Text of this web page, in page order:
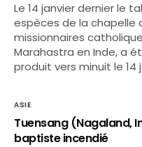
Le 14 janvier dernier le
espèces de la chapelle
missionnaires
Marahastra en Inde, a
produit vers minuit le 14
ASIE
Tuensang (Nagaland,
baptiste incendié